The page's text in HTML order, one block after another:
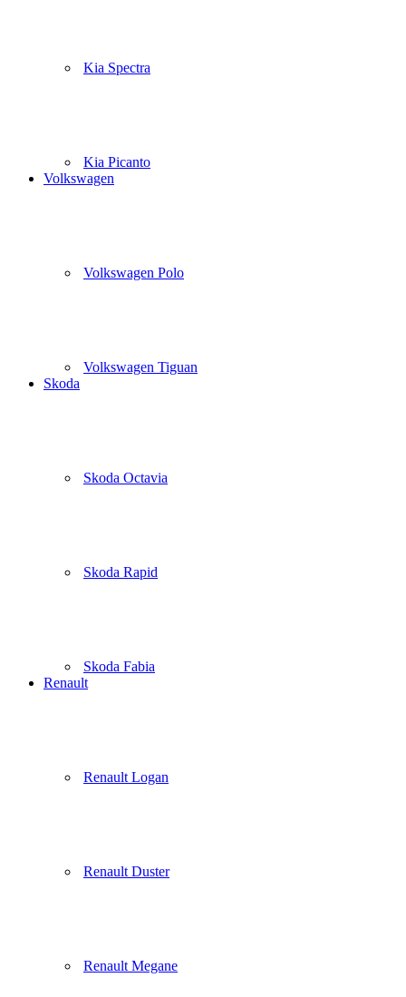
Kia Spectra
Kia Picanto
Volkswagen
Volkswagen Polo
Volkswagen Tiguan
Skoda
Skoda Octavia
Skoda Rapid
Skoda Fabia
Renault
Renault Logan
Renault Duster
Renault Megane